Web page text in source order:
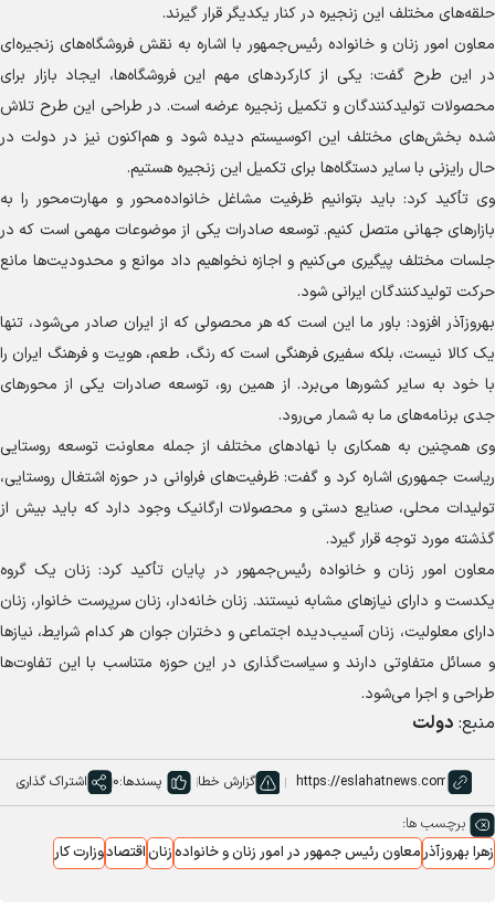
حلقه‌های مختلف این زنجیره در کنار یکدیگر قرار گیرند.
معاون امور زنان و خانواده رئیس‌جمهور با اشاره به نقش فروشگاه‌های زنجیره‌ای
در این طرح گفت: یکی از کارکرد‌های مهم این فروشگاه‌ها، ایجاد بازار برای
محصولات تولیدکنندگان و تکمیل زنجیره عرضه است. در طراحی این طرح تلاش
شده بخش‌های مختلف این اکوسیستم دیده شود و هم‌اکنون نیز در دولت در
حال رایزنی با سایر دستگاه‌ها برای تکمیل این زنجیره هستیم.
وی تأکید کرد: باید بتوانیم ظرفیت مشاغل خانواده‌محور و مهارت‌محور را به
بازار‌های جهانی متصل کنیم. توسعه صادرات یکی از موضوعات مهمی است که در
جلسات مختلف پیگیری می‌کنیم و اجازه نخواهیم داد موانع و محدودیت‌ها مانع
حرکت تولیدکنندگان ایرانی شود.
بهروزآذر افزود: باور ما این است که هر محصولی که از ایران صادر می‌شود، تنها
یک کالا نیست، بلکه سفیری فرهنگی است که رنگ، طعم، هویت و فرهنگ ایران را
با خود به سایر کشور‌ها می‌برد. از همین رو، توسعه صادرات یکی از محور‌های
جدی برنامه‌های ما به شمار می‌رود.
وی همچنین به همکاری با نهاد‌های مختلف از جمله معاونت توسعه روستایی
ریاست جمهوری اشاره کرد و گفت: ظرفیت‌های فراوانی در حوزه اشتغال روستایی،
تولیدات محلی، صنایع دستی و محصولات ارگانیک وجود دارد که باید بیش از
گذشته مورد توجه قرار گیرد.
معاون امور زنان و خانواده رئیس‌جمهور در پایان تأکید کرد: زنان یک گروه
یکدست و دارای نیاز‌های مشابه نیستند. زنان خانه‌دار، زنان سرپرست خانوار، زنان
دارای معلولیت، زنان آسیب‌دیده اجتماعی و دختران جوان هر کدام شرایط، نیاز‌ها
و مسائل متفاوتی دارند و سیاست‌گذاری در این حوزه متناسب با این تفاوت‌ها
طراحی و اجرا می‌شود.
منبع: دولت
گزارش خطا پسندها:0 اشتراک گذاری
برچسب ها:
زهرا بهروزآذر معاون رئیس جمهور در امور زنان و خانوادهزناناقتصادوزارت کار